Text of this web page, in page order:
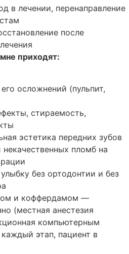
в лечении, перенаправление
после
приходят:
осложнений (пульпит,
стираемость,
эстетика передних зубов
пломб на
без ортодонтии и без
и коффердамом —
(местная анестезия
компьютерным
этап, пациент в